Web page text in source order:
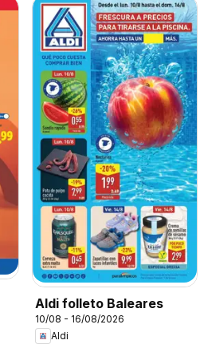
Aldi folleto Baleares
10/08 - 16/08/2026
Aldi